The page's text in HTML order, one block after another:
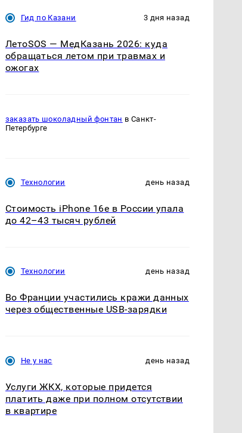
Где будет встреча
президентов США и
России: Европа?
Такую зиму в России
никто не ждал: как
Гид по Казани 3 дня назад
ЛетоSOS — МедКазань 2026: куда
обращаться летом при травмах и
ожогах
заказать шоколадный фонтан в Санкт-
Петербурге
Технологии день назад
Стоимость iPhone 16e в России упала
до 42–43 тысяч рублей
Технологии день назад
Во Франции участились кражи данных
через общественные USB-зарядки
Не у нас день назад
Услуги ЖКХ, которые придется
платить даже при полном отсутствии
в квартире